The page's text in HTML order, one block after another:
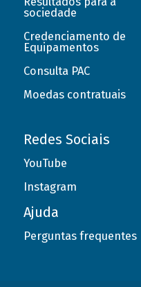
sociedade
Credenciamento de
Equipamentos
Consulta PAC
Moedas contratuais
Redes Sociais
YouTube
Instagram
Ajuda
Perguntas frequentes